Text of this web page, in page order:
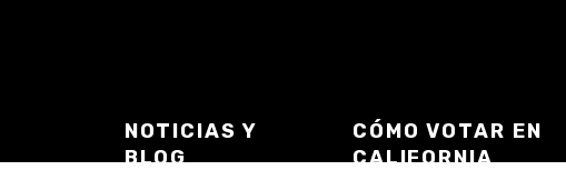
NOTICIAS Y
BLOG
CÓMO VOTAR EN
CALIFORNIA